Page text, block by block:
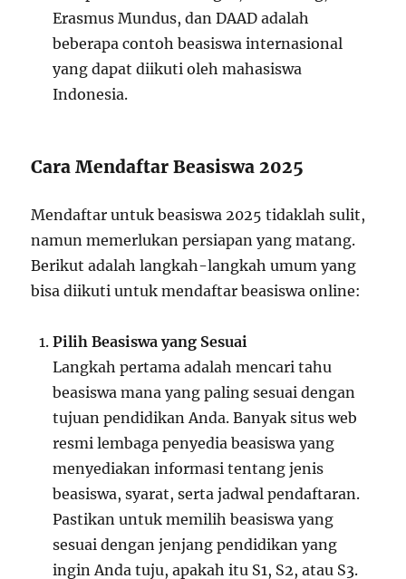
Erasmus Mundus, dan DAAD adalah
beberapa contoh beasiswa internasional
yang dapat diikuti oleh mahasiswa
Indonesia.
Cara Mendaftar Beasiswa 2025
Mendaftar untuk beasiswa 2025 tidaklah sulit,
namun memerlukan persiapan yang matang.
Berikut adalah langkah-langkah umum yang
bisa diikuti untuk mendaftar beasiswa online:
Pilih Beasiswa yang Sesuai
Langkah pertama adalah mencari tahu
beasiswa mana yang paling sesuai dengan
tujuan pendidikan Anda. Banyak situs web
resmi lembaga penyedia beasiswa yang
menyediakan informasi tentang jenis
beasiswa, syarat, serta jadwal pendaftaran.
Pastikan untuk memilih beasiswa yang
sesuai dengan jenjang pendidikan yang
ingin Anda tuju, apakah itu S1, S2, atau S3.